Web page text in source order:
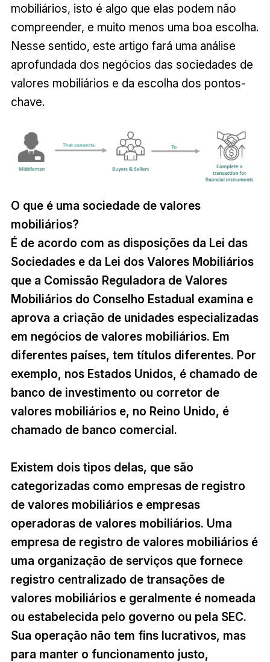
mobiliários, isto é algo que elas podem não
compreender, e muito menos uma boa escolha.
Nesse sentido, este artigo fará uma análise
aprofundada dos negócios das sociedades de
valores mobiliários e da escolha dos pontos-
chave.
O que é uma sociedade de valores
mobiliários?
É de acordo com as disposições da Lei das
Sociedades e da Lei dos Valores Mobiliários
que a Comissão Reguladora de Valores
Mobiliários do Conselho Estadual examina e
aprova a criação de unidades especializadas
em negócios de valores mobiliários. Em
diferentes países, tem títulos diferentes. Por
exemplo, nos Estados Unidos, é chamado de
banco de investimento ou corretor de
valores mobiliários e, no Reino Unido, é
chamado de banco comercial.
Existem dois tipos delas, que são
categorizadas como empresas de registro
de valores mobiliários e empresas
operadoras de valores mobiliários. Uma
empresa de registro de valores mobiliários é
uma organização de serviços que fornece
registro centralizado de transações de
valores mobiliários e geralmente é nomeada
ou estabelecida pelo governo ou pela SEC.
Sua operação não tem fins lucrativos, mas
para manter o funcionamento justo,